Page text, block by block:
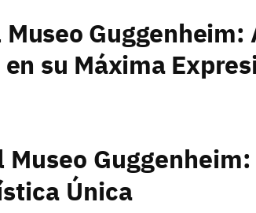
Guggenheim:
su Máxima
Única